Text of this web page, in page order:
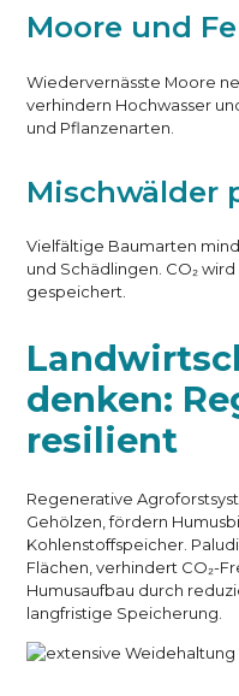
Moore und
Wiedervernässte Moore
verhindern Hochwasser
und Pflanzenarten.
Mischwälder
Vielfältige Baumarten
und Schädlingen. CO₂
gespeichert.
denken:
resilient
Regenerative
Gehölzen, fördern
Kohlenstoffspeicher.
Flächen, verhindert CO₂-
Humusaufbau durch
langfristige Speicherung.